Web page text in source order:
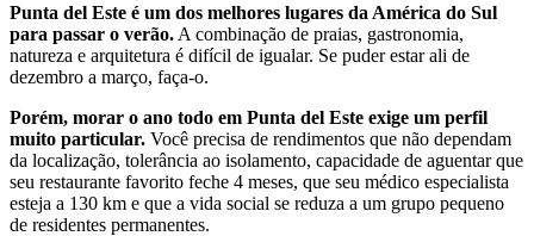
Punta del Este é um dos melhores lugares da América do Sul
para passar o verão. A combinação de praias, gastronomia,
natureza e arquitetura é difícil de igualar. Se puder estar ali de
dezembro a março, faça-o.
Porém, morar o ano todo em Punta del Este exige um perfil
muito particular. Você precisa de rendimentos que não dependam
da localização, tolerância ao isolamento, capacidade de aguentar que
seu restaurante favorito feche 4 meses, que seu médico especialista
esteja a 130 km e que a vida social se reduza a um grupo pequeno
de residentes permanentes.